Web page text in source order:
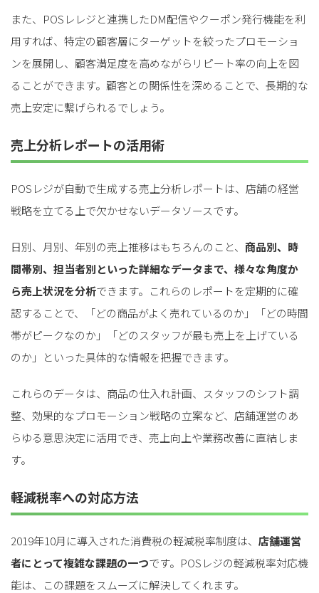
また、POSレレジと連携したDM配信やクーポン発行機能を利
用すれば、特定の顧客層にターゲットを絞ったプロモーショ
ンを展開し、顧客満足度を高めながらリピート率の向上を図
ることができます。顧客との関係性を深めることで、長期的な
売上安定に繋げられるでしょう。
売上分析レポートの活用術
POSレジが自動で生成する売上分析レポートは、店舗の経営
戦略を立てる上で欠かせないデータソースです。
日別、月別、年別の売上推移はもちろんのこと、 商品別、時
間帯別、担当者別といった詳細なデータまで、様々な角度か
ら売上状況を分析できます。これらのレポートを定期的に確
認することで、「どの商品がよく売れているのか」「どの時間
帯がピークなのか」「どのスタッフが最も売上を上げている
のか」といった具体的な情報を把握できます。
これらのデータは、商品の仕入れ計画、スタッフのシフト調
整、効果的なプロモーション戦略の立案など、店舗運営のあ
らゆる意思決定に活用でき、売上向上や業務改善に直結しま
す。
軽減税率への対応方法
2019年10月に導入された消費税の軽減税率制度は、 店舗運営
者にとって複雑な課題の一つです。POSレジの軽減税率対応機
能は、この課題をスムーズに解決してくれます。